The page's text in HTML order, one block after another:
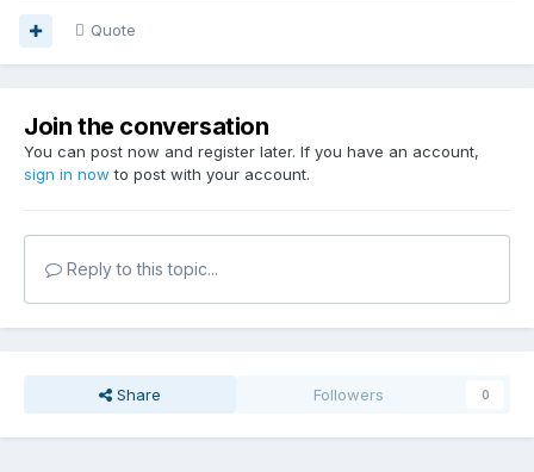
Quote
Join the conversation
You can post now and register later. If you have an account,
sign in now to post with your account.
Reply to this topic...
Share Followers 0